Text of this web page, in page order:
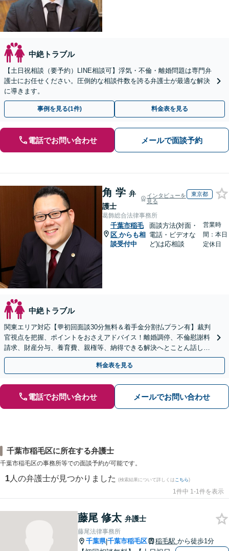
中絶トラブル
【土日祝相談（要予約）LINE相談可】浮気・不倫・離婚問題は専門弁
護士にお任せください。圧倒的な相談件数を誇る弁護士が最適な解決
に導きます。
事例を見る(1件) 料金表を見る
電話でお問い合わせ メールで面談予約
角 学 弁
護士
インタビューを
見る
東京都
葛飾総合法律事務所
千葉市稲毛
区 からも相
談受付中
面談方法(対面・
電話・ビデオな
ど)は応相談
営業時
間：本日
定休日
中絶トラブル
関東エリア対応【💬初回面談30分無料＆着手金分割払プラン有】裁判
官視点を把握、ポイントをおさえアドバイス！離婚調停、不倫慰謝料
請求、財産分与、養育費、親権等、納得できる解決へとことん話し合
いましょう！【著書・セミナー実績多数】子連れ相談可
料金表を見る
電話でお問い合わせ メールでお問い合わせ
千葉市稲毛区に所在する弁護士
千葉市稲毛区の事務所等での面談予約が可能です。
1 人の弁護士が見つかりました (検索結果について詳しくは こちら)
1件中 1-1件を表示
藤尾 修太 弁護士
藤尾法律事務所
千葉県|千葉市稲毛区 稲毛駅 から徒歩1分